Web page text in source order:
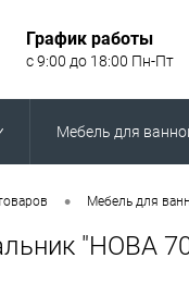
График работы
с 9:00 до 18:00 Пн-Пт
Мебель для
Умывальники
• Мебель для
"НОВА